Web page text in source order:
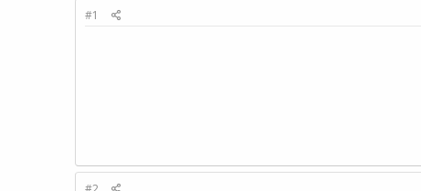
#1